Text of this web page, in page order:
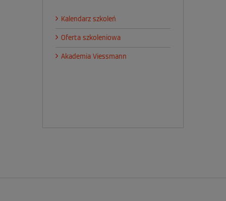
Kalendarz szkoleń
Oferta szkoleniowa
Akademia Viessmann